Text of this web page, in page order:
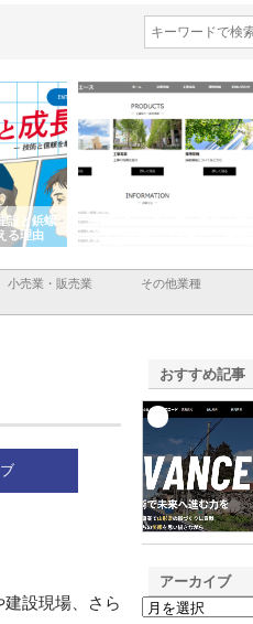
設と鋲螺
る理由
イトが提供する充実した情報内
小売業・販売業 その他業種
設現場、さら
おすすめ記事
アーカイブ